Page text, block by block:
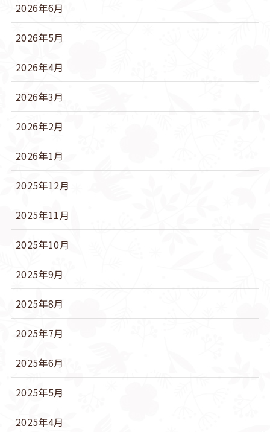
2026年6月
2026年5月
2026年4月
2026年3月
2026年2月
2026年1月
2025年12月
2025年11月
2025年10月
2025年9月
2025年8月
2025年7月
2025年6月
2025年5月
2025年4月